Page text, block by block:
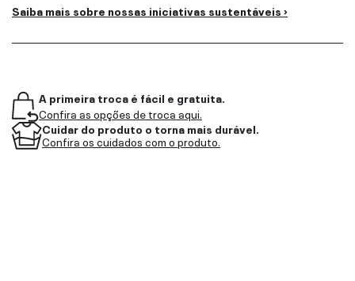
Saiba mais sobre nossas iniciativas sustentáveis ›
A primeira troca é fácil e gratuita.
Confira as opções de troca aqui.
Cuidar do produto o torna mais durável.
Confira os cuidados com o produto.